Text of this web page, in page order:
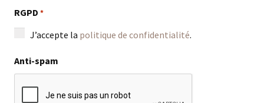
newsletter
RGPD *
J’accepte la politique de confidentialité.
Anti-spam